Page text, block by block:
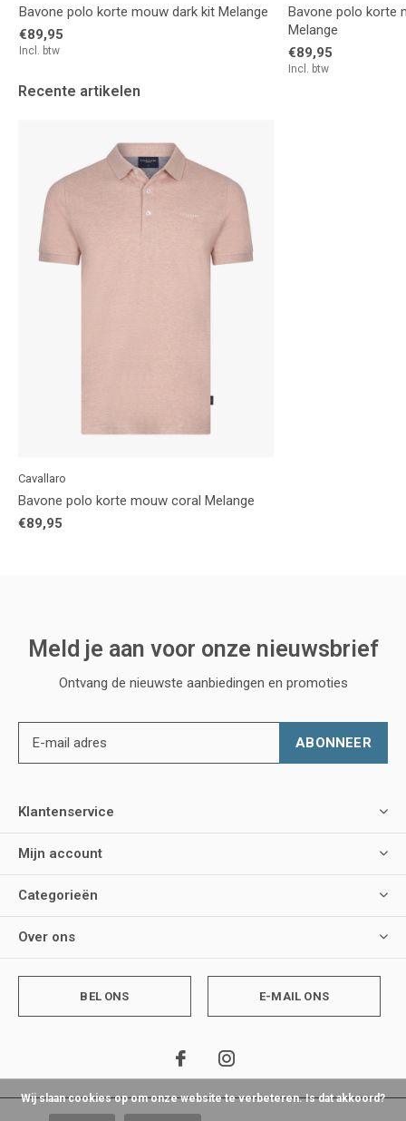
Bavone polo korte mouw dark kit Melange
€89,95
Incl. btw
Bavone polo korte
Melange
€89,95
Incl. btw
Recente artikelen
Cavallaro
Bavone polo korte mouw coral Melange
€89,95
Meld je aan voor onze nieuwsbrief
Ontvang de nieuwste aanbiedingen en promoties
ABONNEER
Klantenservice
Mijn account
Categorieën
Over ons
BEL ONS E-MAIL ONS
Wij slaan cookies op om onze website te verbeteren. Is dat akkoord?